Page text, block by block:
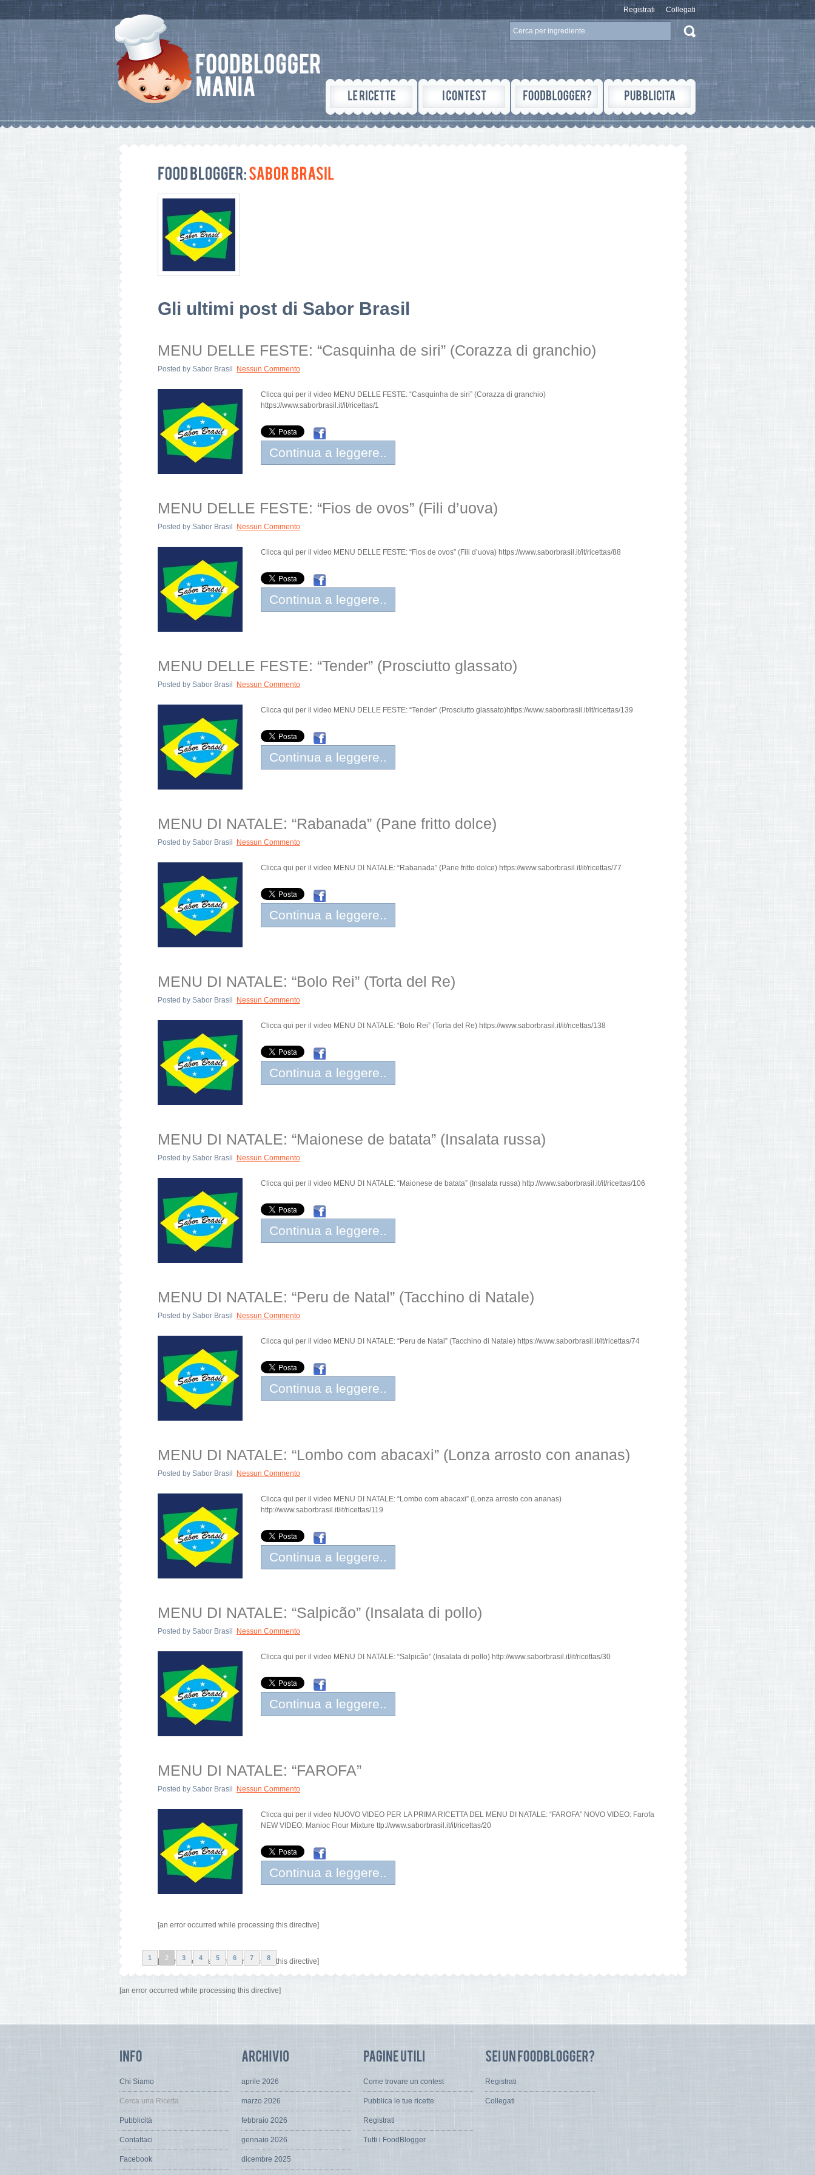
Registrati Collegati
Gli ultimi post di Sabor Brasil
MENU DELLE FESTE: “Casquinha de siri” (Corazza di granchio)
Posted by Sabor Brasil Nessun Commento
Clicca qui per il video MENU DELLE FESTE: “Casquinha de siri” (Corazza di granchio)
https://www.saborbrasil.it/it/ricettas/1
Continua a leggere..
MENU DELLE FESTE: “Fios de ovos” (Fili d’uova)
Posted by Sabor Brasil Nessun Commento
Clicca qui per il video MENU DELLE FESTE: “Fios de ovos” (Fili d’uova) https://www.saborbrasil.it/it/ricettas/88
Continua a leggere..
MENU DELLE FESTE: “Tender” (Prosciutto glassato)
Posted by Sabor Brasil Nessun Commento
Clicca qui per il video MENU DELLE FESTE: “Tender” (Prosciutto glassato)https://www.saborbrasil.it/it/ricettas/139
Continua a leggere..
MENU DI NATALE: “Rabanada” (Pane fritto dolce)
Posted by Sabor Brasil Nessun Commento
Clicca qui per il video MENU DI NATALE: “Rabanada” (Pane fritto dolce) https://www.saborbrasil.it/it/ricettas/77
Continua a leggere..
MENU DI NATALE: “Bolo Rei” (Torta del Re)
Posted by Sabor Brasil Nessun Commento
Clicca qui per il video MENU DI NATALE: “Bolo Rei” (Torta del Re) https://www.saborbrasil.it/it/ricettas/138
Continua a leggere..
MENU DI NATALE: “Maionese de batata” (Insalata russa)
Posted by Sabor Brasil Nessun Commento
Clicca qui per il video MENU DI NATALE: “Maionese de batata” (Insalata russa) http://www.saborbrasil.it/it/ricettas/106
Continua a leggere..
MENU DI NATALE: “Peru de Natal” (Tacchino di Natale)
Posted by Sabor Brasil Nessun Commento
Clicca qui per il video MENU DI NATALE: “Peru de Natal” (Tacchino di Natale) https://www.saborbrasil.it/it/ricettas/74
Continua a leggere..
MENU DI NATALE: “Lombo com abacaxi” (Lonza arrosto con ananas)
Posted by Sabor Brasil Nessun Commento
Clicca qui per il video MENU DI NATALE: “Lombo com abacaxi” (Lonza arrosto con ananas)
http://www.saborbrasil.it/it/ricettas/119
Continua a leggere..
MENU DI NATALE: “Salpicão” (Insalata di pollo)
Posted by Sabor Brasil Nessun Commento
Clicca qui per il video MENU DI NATALE: “Salpicão” (Insalata di pollo) http://www.saborbrasil.it/it/ricettas/30
Continua a leggere..
MENU DI NATALE: “FAROFA”
Posted by Sabor Brasil Nessun Commento
Clicca qui per il video NUOVO VIDEO PER LA PRIMA RICETTA DEL MENU DI NATALE: “FAROFA” NOVO VIDEO: Farofa
NEW VIDEO: Manioc Flour Mixture ttp://www.saborbrasil.it/it/ricettas/20
Continua a leggere..
[an error occurred while processing this directive]
1 2 3 4 5 6 7 8
[an error occurred while processing this directive]
[an error occurred while processing this directive]
Chi Siamo
Cerca una Ricetta
Pubblicità
Contattaci
Facebook
aprile 2026
marzo 2026
febbraio 2026
gennaio 2026
dicembre 2025
Come trovare un contest
Pubblica le tue ricette
Registrati
Tutti i FoodBlogger
Registrati
Collegati